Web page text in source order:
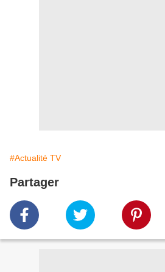
#Actualité TV
Partager